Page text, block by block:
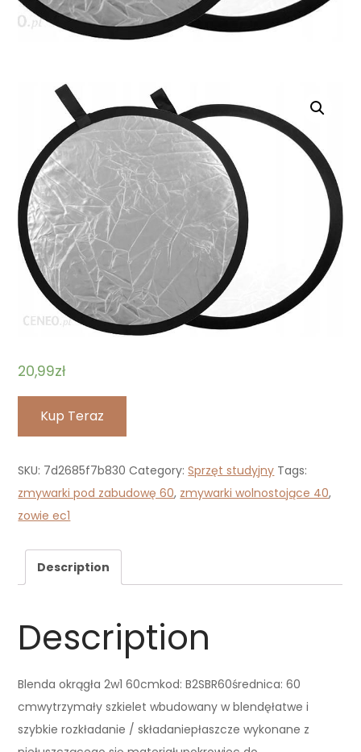
20,99zł
Kup Teraz
SKU: 7d2685f7b830 Category:Sprzęt studyjny Tags:
zmywarki pod zabudowę 60, zmywarki wolnostojące 40,
zowie ec1
Description
Description
Blenda okrągła 2w1 60cmkod: B2SBR60średnica: 60
cmwytrzymały szkielet wbudowany w blendęłatwe i
szybkie rozkładanie / składaniepłaszcze wykonane z